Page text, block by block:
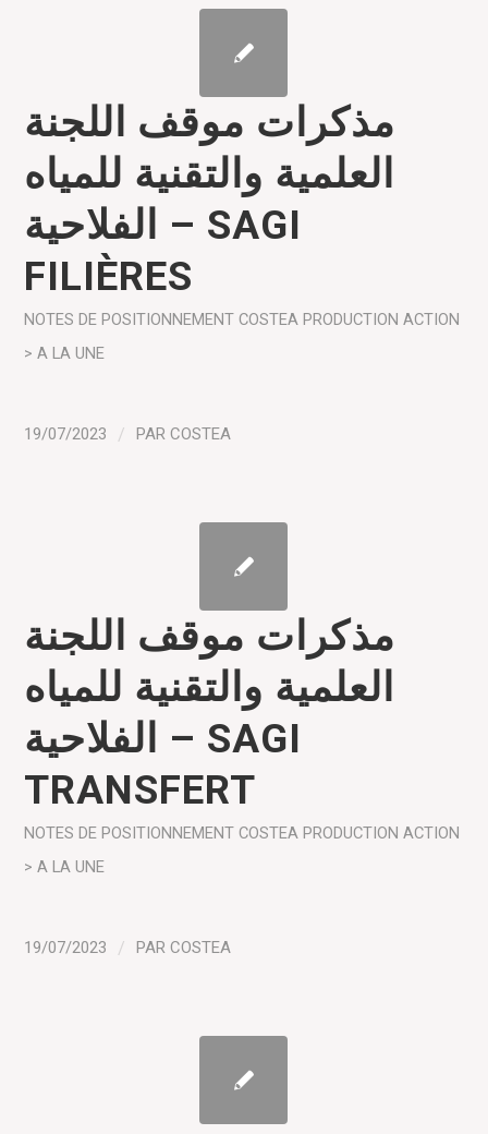
مذكرات موقف اللجنة
العلمية والتقنية للمياه
الفلاحية – SAGI
FILIÈRES
NOTES DE POSITIONNEMENT COSTEA PRODUCTION ACTION
> A LA UNE
19/07/2023 / PARCOSTEA
مذكرات موقف اللجنة
العلمية والتقنية للمياه
الفلاحية – SAGI
TRANSFERT
NOTES DE POSITIONNEMENT COSTEA PRODUCTION ACTION
> A LA UNE
19/07/2023 / PARCOSTEA